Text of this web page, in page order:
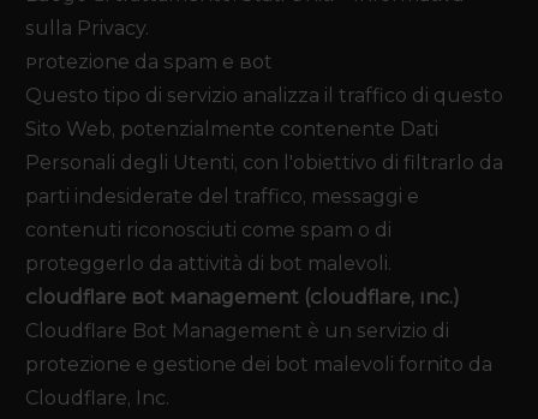
sulla Privacy.
Protezione da Spam e Bot
Questo tipo di servizio analizza il traffico di questo
Sito Web, potenzialmente contenente Dati
Personali degli Utenti, con l'obiettivo di filtrarlo da
parti indesiderate del traffico, messaggi e
contenuti riconosciuti come spam o di
proteggerlo da attività di bot malevoli.
Cloudflare Bot Management (Cloudflare, Inc.)
Cloudflare Bot Management è un servizio di
protezione e gestione dei bot malevoli fornito da
Cloudflare, Inc.